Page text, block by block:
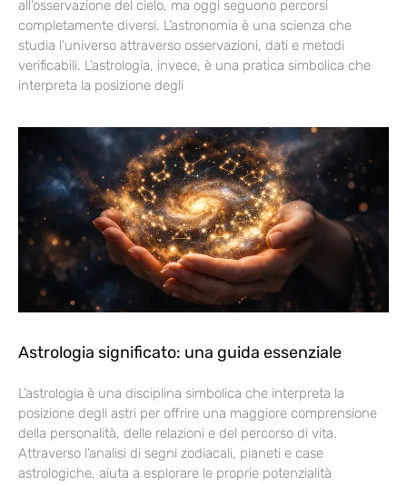
all’osservazione del cielo, ma oggi seguono percorsi
completamente diversi. L’astronomia è una scienza che
studia l’universo attraverso osservazioni, dati e metodi
verificabili. L’astrologia, invece, è una pratica simbolica che
interpreta la posizione degli
Astrologia significato: una guida essenziale
L’astrologia è una disciplina simbolica che interpreta la
posizione degli astri per offrire una maggiore comprensione
della personalità, delle relazioni e del percorso di vita.
Attraverso l’analisi di segni zodiacali, pianeti e case
astrologiche, aiuta a esplorare le proprie potenzialità